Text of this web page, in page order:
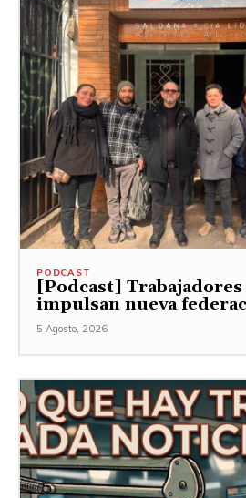
PODCAST
[Podcast] Trabajadores
impulsan nueva
5 Agosto, 2026